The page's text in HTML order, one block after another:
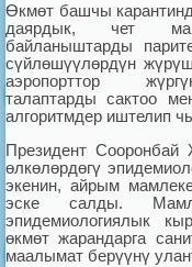
Өкмөт башчы
даярдык, чет
байланыштарды
сүйлөшүүлөрдүн
аэропорттор
талаптарды сактоо
алгоритмдер иштелип
Президент Сооронбай
өлкөлөрдөгү
экенин, айрым
эске салды.
эпидемиологиялык
өкмөт жарандарга
маалымат берүүнү